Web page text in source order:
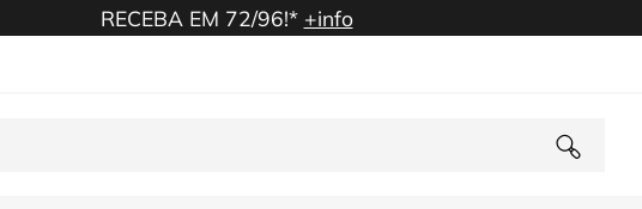
RECEBA EM 72/96!* +info